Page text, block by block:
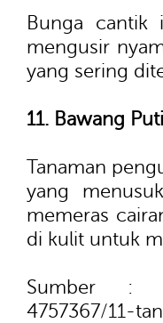
Bunga cantik
mengusir
yang sering
11. Bawang
Tanaman
yang
memeras
di kulit untuk
Sumber :
4757367/11-